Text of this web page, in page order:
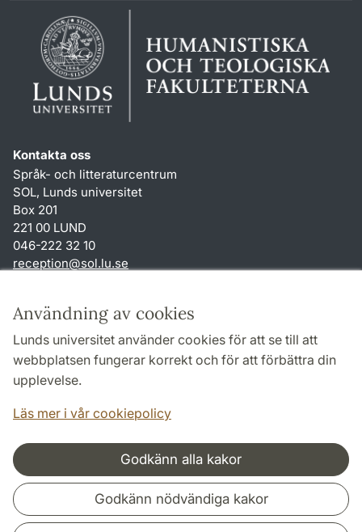
Användning av cookies
Lunds universitet använder cookies för att se till att
webbplatsen fungerar korrekt och för att förbättra din
upplevelse.
Läs mer i vår cookiepolicy
Godkänn alla kakor
Godkänn nödvändiga kakor
Kontakta oss
Språk- och litteraturcentrum
SOL, Lunds universitet
Box 201
221 00 LUND
046-222 32 10
reception@sol.lu.se
Genvägar
Om webbplatsen och cookies
Behandling av personuppgifter
Tillgänglighetsredogörelse
Samarbeten och nätverk